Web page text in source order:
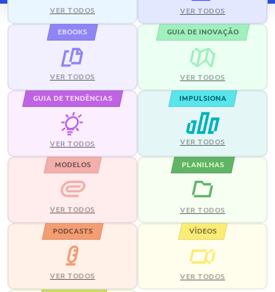
VER TODOS VER TODOS
EBOOKS
VER TODOS
GUIA DE INOVAÇÃO
VER TODOS
GUIA DE TENDÊNCIAS
VER TODOS
IMPULSIONA
VER TODOS
MODELOS
VER TODOS
PLANILHAS
VER TODOS
PODCASTS
VER TODOS
VÍDEOS
VER TODOS